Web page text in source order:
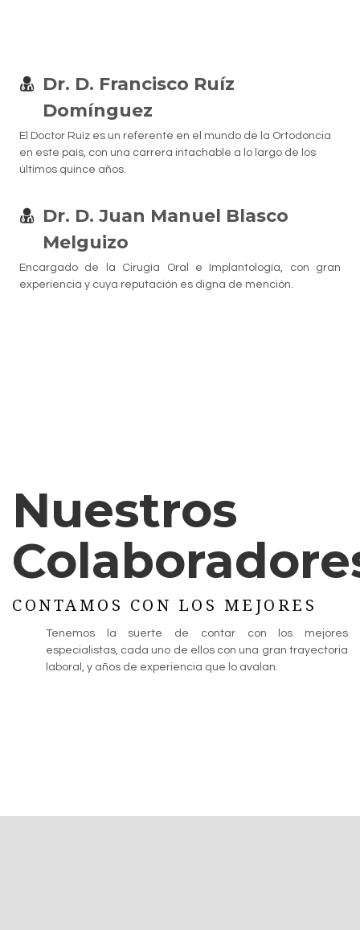
Dr. D. Francisco Ruíz
Domínguez
El Doctor Ruíz es un referente en el mundo de la Ortodoncia
en este país, con una carrera intachable a lo largo de los
últimos quince años.
Dr. D. Juan Manuel Blasco
Melguizo
Encargado de la Cirugía Oral e Implantología, con gran
experiencia y cuya reputación es digna de mención.
Nuestros
CONTAMOS CON LOS MEJORES
Tenemos la suerte de contar con los mejores
especialistas, cada uno de ellos con una gran trayectoria
laboral, y años de experiencia que lo avalan.